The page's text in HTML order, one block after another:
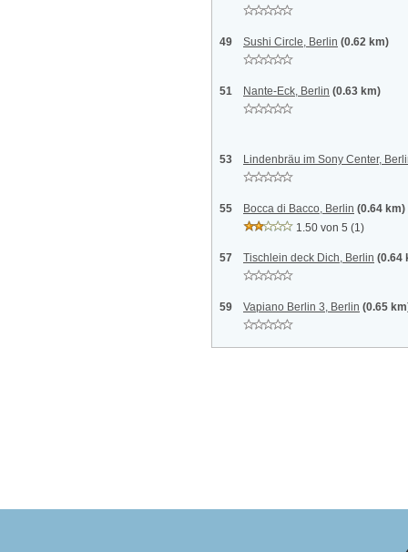
49 Sushi Circle, Berlin (0.62 km)
51 Nante-Eck, Berlin (0.63 km)
53 Lindenbräu im Sony Center,
55 Bocca di Bacco, Berlin (0.64 km)
1.50 von 5 (1)
57 Tischlein deck Dich, Berlin (0.64
59 Vapiano Berlin 3, Berlin (0.65